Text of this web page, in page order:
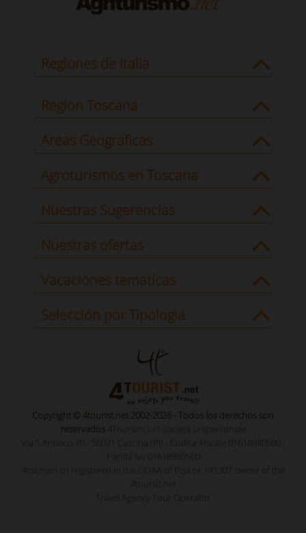
Regiones de Italia
Region Toscana
Areas Geograficas
Agroturismos en Toscana
Nuestras Sugerencias
Nuestras ofertas
Vacaciones tematicas
Selección por Tipologia
Copyright © 4tourist.net 2002-2026 - Todos los derechos son
reservados 4Tourism s.r.l società unipersonale
Via S.Antioco 70 - 56021 Cascina (PI) - Codice Fiscale 01618980500 -
Partita Iva 01618980500
4tourism srl registered in the CCIAA of Pisa nr.141307 owner of the
4tourist.net
Travel Agency Tour Operator